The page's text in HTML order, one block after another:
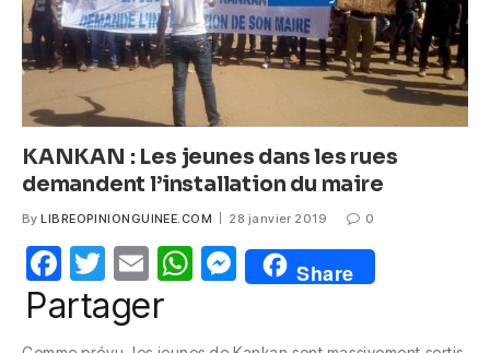
KANKAN : Les jeunes dans les rues
demandent l’installation du maire
By LIBREOPINIONGUINEE.COM 28 janvier 2019 0
F
a
T
w
itt
E
m
W M
e
Share
Partager